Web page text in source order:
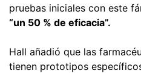
pruebas iniciales con este
“un 50 % de eficacia”.
Hall añadió que las
tienen prototipos